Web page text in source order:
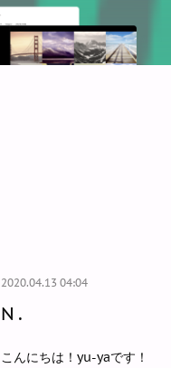
2020.04.13 04:04
N.
こんにちは！yu-yaです！